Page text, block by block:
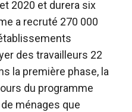
2020 et durera six
a recruté 270 000
des travailleurs 22
la première phase, la
du programme
ménages que